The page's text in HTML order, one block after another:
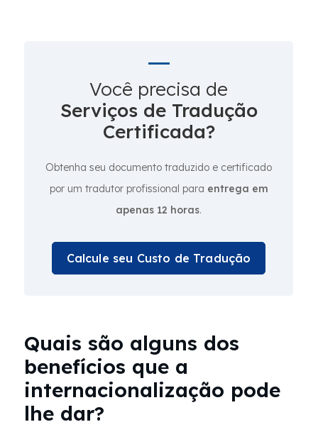
Você precisa de
Serviços de Tradução
Certificada?
Obtenha seu documento traduzido e certificado
por um tradutor profissional para entrega em
apenas 12 horas.
Calcule seu Custo de Tradução
Quais são alguns dos
benefícios que a
internacionalização pode
lhe dar?